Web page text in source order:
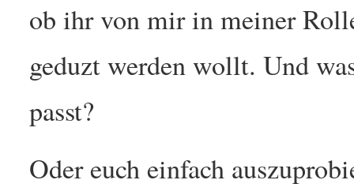
ob ihr von mir in meiner
geduzt werden wollt. Und
passt?
Oder euch einfach